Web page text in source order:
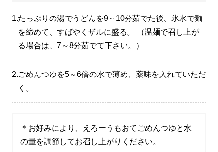
1.たっぷりの湯でうどんを9～10分茹でた後、氷水で麺
を締めて、すばやくザルに盛る。 （温麺で召し上が
る場合は、7～8分茹でて下さい。）
2.ごめんつゆを5～6倍の水で薄め、薬味を入れていただ
く。
＊お好みにより、えろーうもおてごめんつゆと水
の量を調節してお召し上がりください。